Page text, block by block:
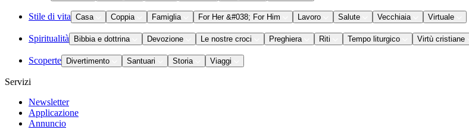
Stile di vita Casa Coppia Famiglia For Her &#038; For Him Lavoro Salute Vecchiaia Virtuale
Spiritualità Bibbia e dottrina Devozione Le nostre croci Preghiera Riti Tempo liturgico Virtù cristiane
Scoperte Divertimento Santuari Storia Viaggi
Servizi
Newsletter
Applicazione
Annuncio